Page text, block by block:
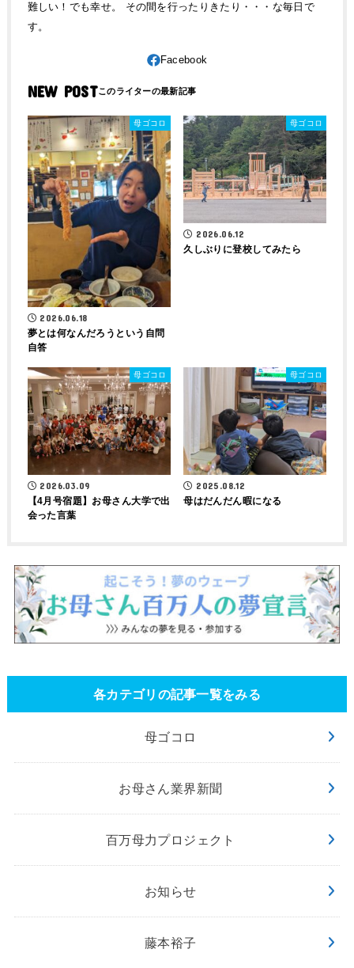
難しい！でも幸せ。 その間を行ったりきたり・・・な毎日で
す。
NEW POST
母ゴコロ
2026.06.18
夢とは何なんだろうという自問
自答
母ゴコロ
2026.06.12
久しぶりに登校してみたら
母ゴコロ
2026.03.09
【4月号宿題】お母さん大学で出
会った言葉
母ゴコロ
2025.08.12
母はだんだん暇になる
各カテゴリの記事一覧をみる
母ゴコロ
お母さん業界新聞
百万母力プロジェクト
お知らせ
藤本裕子